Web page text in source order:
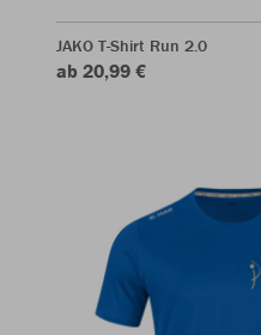
JAKO T-Shirt Run 2.0
ab 20,99 €